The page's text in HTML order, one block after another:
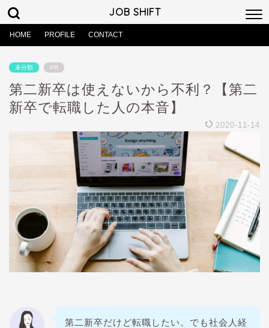
JOB SHIFT
HOME PROFILE CONTACT
未分類 PR
第二新卒は使えないから不利？【第二
新卒で転職した人の本音】
2020-11-14
第二新卒だけど転職したい。でも社会人経